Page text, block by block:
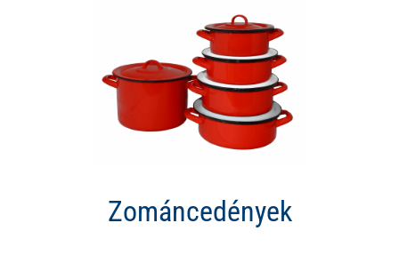
Zománcedények